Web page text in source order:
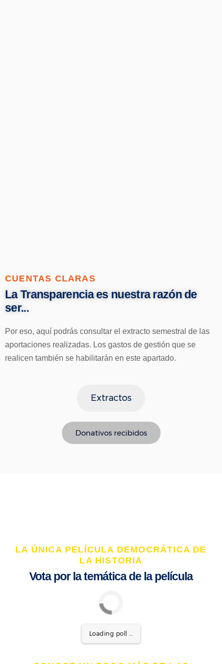
CUENTAS CLARAS
La Transparencia es nuestra razón de
ser...
Por eso, aquí podrás consultar el extracto semestral de las
aportaciones realizadas. Los gastos de gestión que se
realicen también se habilitarán en este apartado.
Extractos
Donativos recibidos
LA ÚNICA PELÍCULA DEMOCRÁTICA DE
LA HISTORIA
Vota por la temática de la película
Loading poll ...